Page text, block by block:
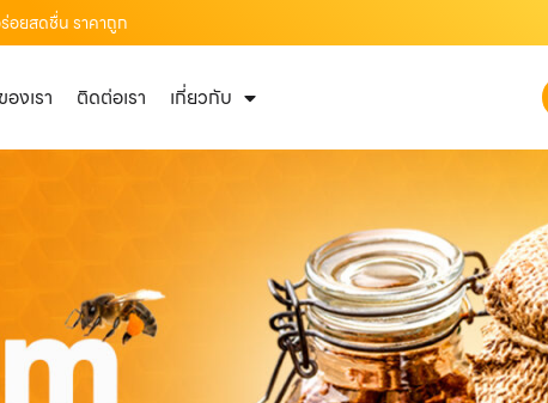
อยสดชื่น ราคาถูก
งเรา ติดต่อเรา เกี่ยวกับ